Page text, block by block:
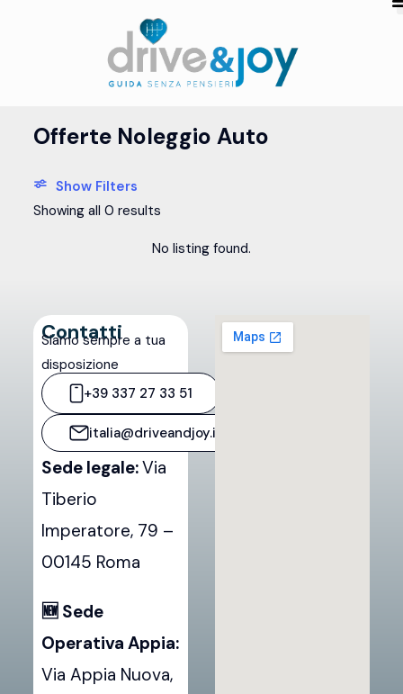
Offerte Noleggio Auto
Show Filters
Showing all 0 results
No listing found.
Contatti
Siamo sempre a tua
disposizione
+39 337 27 33 51
italia@driveandjoy.it
Sede legale:Via
Tiberio
Imperatore, 79 –
00145 Roma
🆕 Sede
Operativa Appia:
Via Appia Nuova,